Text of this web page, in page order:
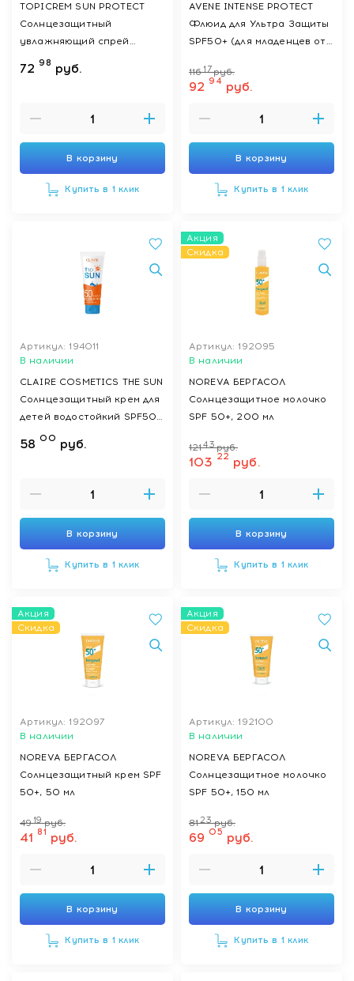
TOPICREM SUN PROTECT
Солнцезащитный
увлажняющий спрей
SPF30 (для детей с 3-х лет
и взрослых) 150 мл
72 98 руб.
В корзину
Купить в 1 клик
AVENE INTENSE PROTECT
Флюид для Ультра Защиты
SPF50+ (для младенцев от
150 мл
11617руб.
92 94 руб.
В корзину
Купить в 1 клик
Артикул: 194011
В наличии
CLAIRE COSMETICS THE SUN
Солнцезащитный крем для
детей водостойкий SPF50,
200 мл
58 00 руб.
В корзину
Купить в 1 клик
Акция
Скидка
Артикул: 192095
В наличии
NOREVA БЕРГАСОЛ
Солнцезащитное молочко
SPF 50+, 200 мл
12143 руб.
103 22 руб.
В корзину
Купить в 1 клик
Акция
Скидка
Артикул: 192097
В наличии
NOREVA БЕРГАСОЛ
Солнцезащитный крем SPF
50+, 50 мл
4919 руб.
41 81 руб.
В корзину
Купить в 1 клик
Акция
Скидка
Артикул: 192100
В наличии
NOREVA БЕРГАСОЛ
Солнцезащитное молочко
SPF 50+, 150 мл
8123 руб.
69 05 руб.
В корзину
Купить в 1 клик